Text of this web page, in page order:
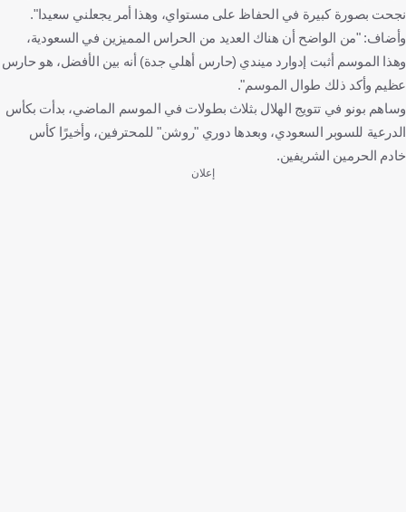
نجحت بصورة كبيرة في الحفاظ على مستواي، وهذا أمر يجعلني سعيدا".
وأضاف: "من الواضح أن هناك العديد من الحراس المميزين في السعودية،
وهذا الموسم أثبت إدوارد ميندي (حارس أهلي جدة) أنه بين الأفضل، هو حارس
عظيم وأكد ذلك طوال الموسم".
وساهم بونو في تتويج الهلال بثلاث بطولات في الموسم الماضي، بدأت بكأس
الدرعية للسوبر السعودي، وبعدها دوري "روشن" للمحترفين، وأخيرًا كأس
خادم الحرمين الشريفين.
إعلان